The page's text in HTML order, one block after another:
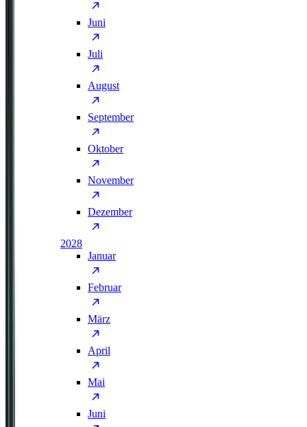
Juni
Juli
August
September
Oktober
November
Dezember
2028
Januar
Februar
März
April
Mai
Juni